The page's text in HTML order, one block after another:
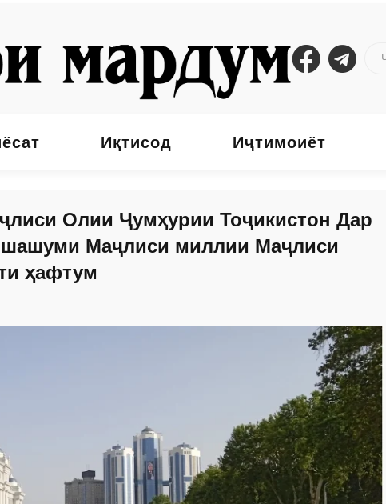
Иқтисод Иҷтимоиёт
Олии Ҷумҳурии Тоҷикистон Дар
Маҷлиси миллии Маҷлиси
ҳафтум